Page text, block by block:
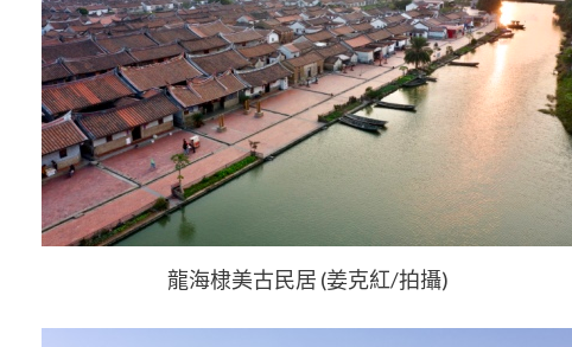
龍海棣美古民居 (姜克紅/拍攝)